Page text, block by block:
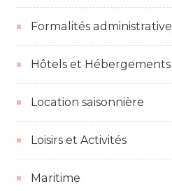
Formalités administrative
Hôtels et Hébergements
Location saisonnière
Loisirs et Activités
Maritime